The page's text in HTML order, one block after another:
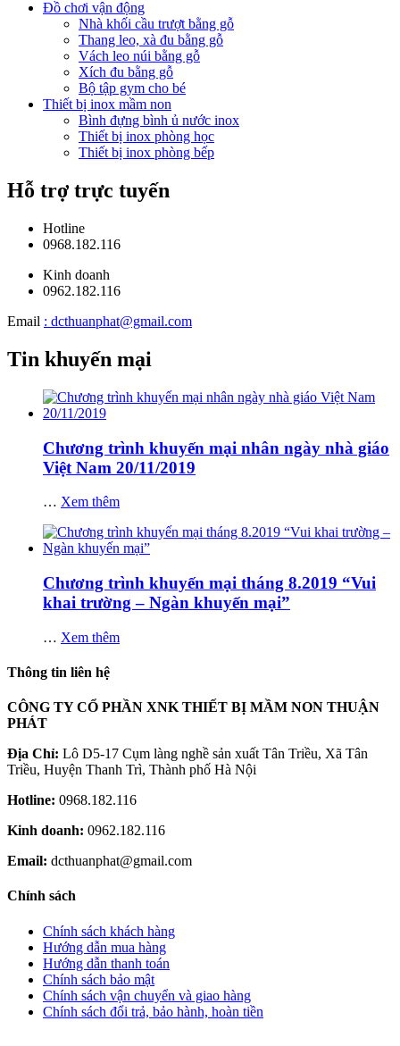
Đồ chơi vận động
Nhà khối cầu trượt bằng gỗ
Thang leo, xà đu bằng gỗ
Vách leo núi bằng gỗ
Xích đu bằng gỗ
Bộ tập gym cho bé
Thiết bị inox mầm non
Bình đựng bình ủ nước inox
Thiết bị inox phòng học
Thiết bị inox phòng bếp
Hỗ trợ trực tuyến
Hotline
0968.182.116
Kinh doanh
0962.182.116
Email : dcthuanphat@gmail.com
Tin khuyến mại
Chương trình khuyến mại nhân ngày nhà giáo
Việt Nam 20/11/2019
… Xem thêm
Chương trình khuyến mại tháng 8.2019 “Vui
khai trường – Ngàn khuyến mại”
… Xem thêm
Thông tin liên hệ
CÔNG TY CỔ PHẦN XNK THIẾT BỊ MẦM NON THUẬN
PHÁT
Địa Chỉ: Lô D5-17 Cụm làng nghề sản xuất Tân Triều, Xã Tân
Triều, Huyện Thanh Trì, Thành phố Hà Nội
Hotline: 0968.182.116
Kinh doanh: 0962.182.116
Email: dcthuanphat@gmail.com
Chính sách
Chính sách khách hàng
Hướng dẫn mua hàng
Hướng dẫn thanh toán
Chính sách bảo mật
Chính sách vận chuyển và giao hàng
Chính sách đổi trả, bảo hành, hoàn tiền